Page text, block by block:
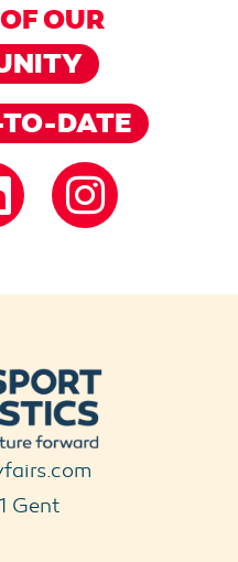
OUR
DATE
Gent